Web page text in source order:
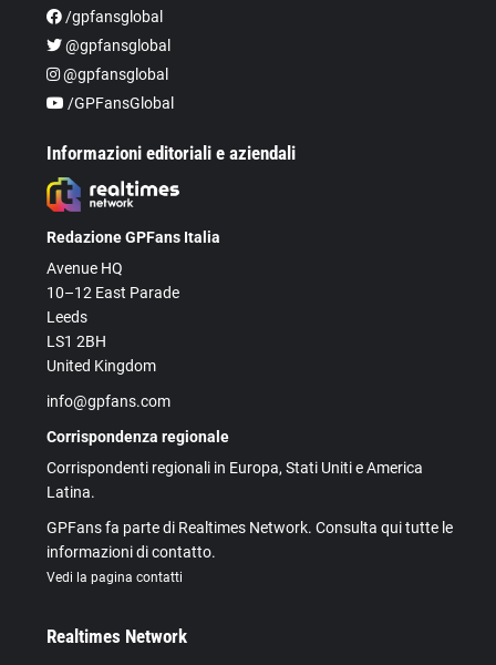
/gpfansglobal
@gpfansglobal
@gpfansglobal
/GPFansGlobal
Informazioni editoriali e aziendali
Redazione GPFans Italia
Avenue HQ
10–12 East Parade
Leeds
LS1 2BH
United Kingdom
info@gpfans.com
Corrispondenza regionale
Corrispondenti regionali in Europa, Stati Uniti e America
Latina.
GPFans fa parte di Realtimes Network. Consulta qui tutte le
informazioni di contatto.
Vedi la pagina contatti
Realtimes Network